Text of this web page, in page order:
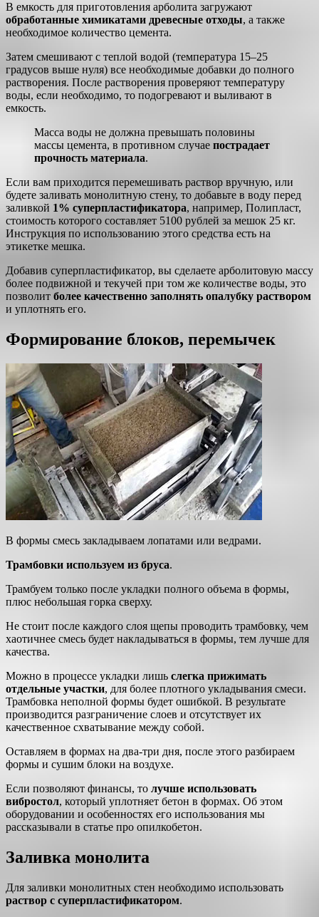
В емкость для приготовления арболита загружают
обработанные химикатами древесные отходы, а также
необходимое количество цемента.
Затем смешивают с теплой водой (температура 15–25
градусов выше нуля) все необходимые добавки до полного
растворения. После растворения проверяют температуру
воды, если необходимо, то подогревают и выливают в
емкость.
Масса воды не должна превышать половины
массы цемента, в противном случае пострадает
прочность материала.
Если вам приходится перемешивать раствор вручную, или
будете заливать монолитную стену, то добавьте в воду перед
заливкой 1% суперпластификатора, например, Полипласт,
стоимость которого составляет 5100 рублей за мешок 25 кг.
Инструкция по использованию этого средства есть на
этикетке мешка.
Добавив суперпластификатор, вы сделаете арболитовую массу
более подвижной и текучей при том же количестве воды, это
позволит более качественно заполнять опалубку раствором
и уплотнять его.
Формирование блоков, перемычек
В формы смесь закладываем лопатами или ведрами.
Трамбовки используем из бруса.
Трамбуем только после укладки полного объема в формы,
плюс небольшая горка сверху.
Не стоит после каждого слоя щепы проводить трамбовку, чем
хаотичнее смесь будет накладываться в формы, тем лучше для
качества.
Можно в процессе укладки лишь слегка прижимать
отдельные участки, для более плотного укладывания смеси.
Трамбовка неполной формы будет ошибкой. В результате
производится разграничение слоев и отсутствует их
качественное схватывание между собой.
Оставляем в формах на два-три дня, после этого разбираем
формы и сушим блоки на воздухе.
Если позволяют финансы, то лучше использовать
вибростол, который уплотняет бетон в формах. Об этом
оборудовании и особенностях его использования мы
рассказывали в статье про опилкобетон.
Заливка монолита
Для заливки монолитных стен необходимо использовать
раствор с суперпластификатором.